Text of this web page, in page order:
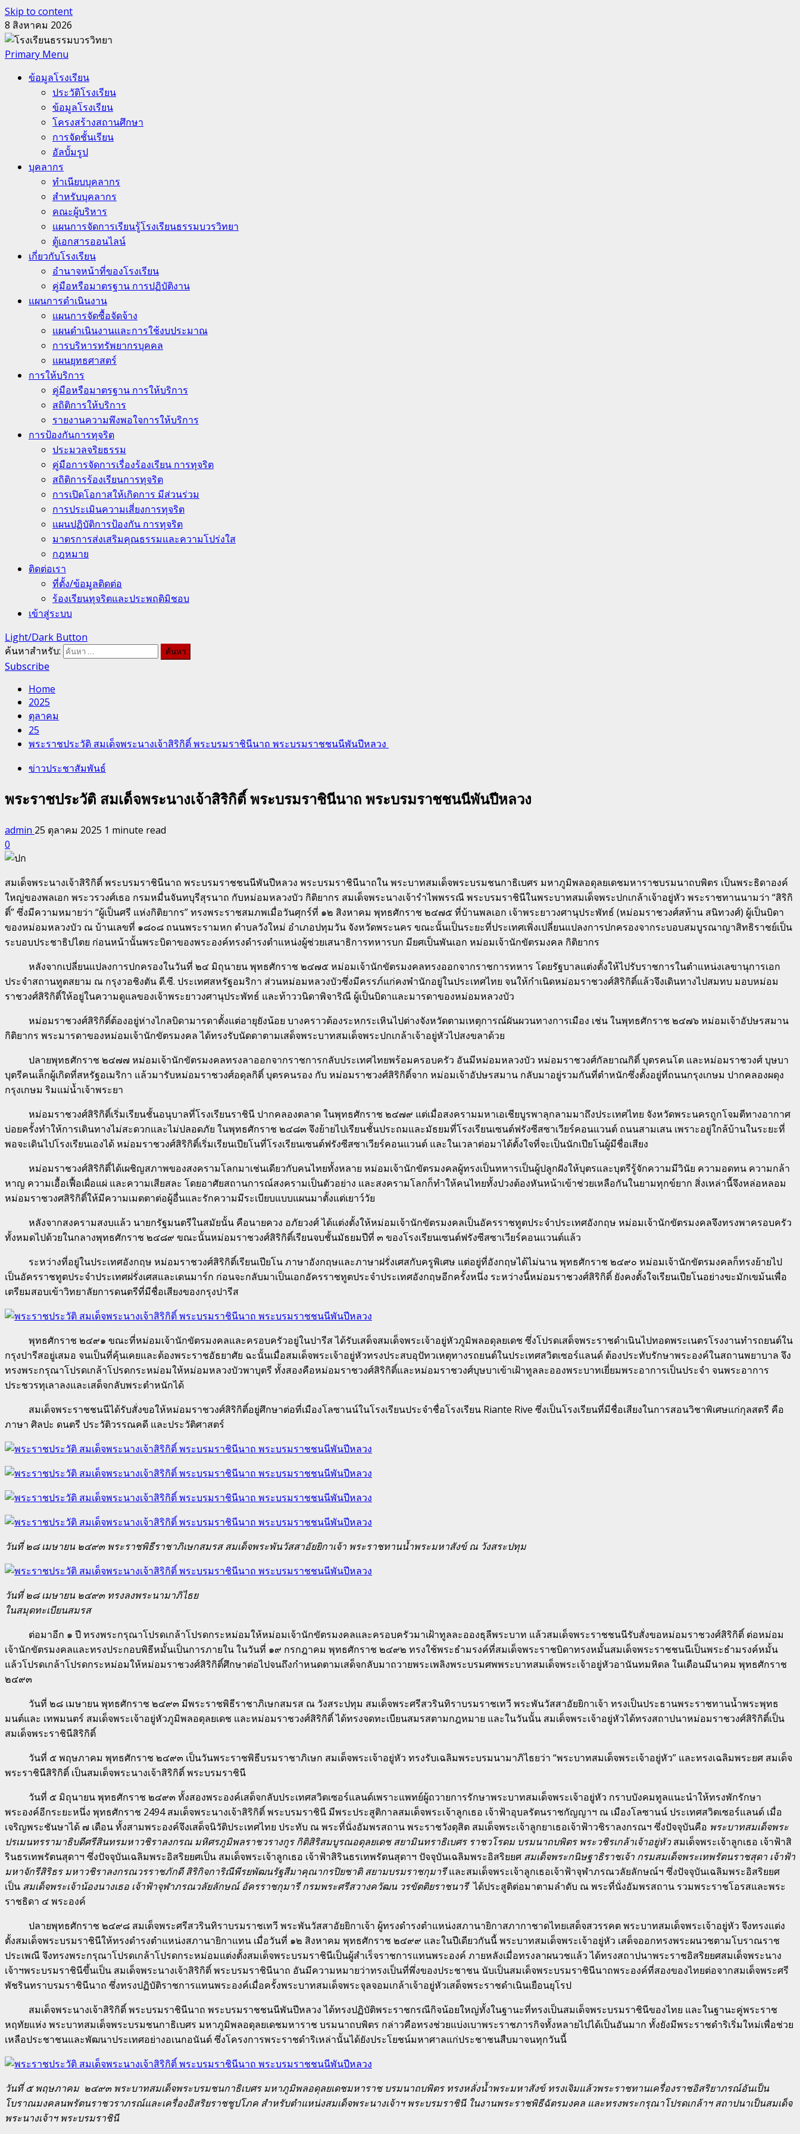
Skip to content
8 สิงหาคม 2026
Primary Menu
ข้อมูลโรงเรียน
ประวัติโรงเรียน
ข้อมูลโรงเรียน
โครงสร้างสถานศึกษา
การจัดชั้นเรียน
อัลบั้มรูป
บุคลากร
ทำเนียบบุคลากร
สำหรับบุคลากร
คณะผู้บริหาร
แผนการจัดการเรียนรู้โรงเรียนธรรมบวรวิทยา
ตู้เอกสารออนไลน์
เกี่ยวกับโรงเรียน
อำนาจหน้าที่ของโรงเรียน
คู่มือหรือมาตรฐาน การปฏิบัติงาน
แผนการดำเนินงาน
แผนการจัดซื้อจัดจ้าง
แผนดำเนินงานและการใช้งบประมาณ
การบริหารทรัพยากรบุคคล
แผนยุทธศาสตร์
การให้บริการ
คู่มือหรือมาตรฐาน การให้บริการ
สถิติการให้บริการ
รายงานความพึงพอใจการให้บริการ
การป้องกันการทุจริต
ประมวลจริยธรรม
คู่มือการจัดการเรื่องร้องเรียน การทุจริต
สถิติการร้องเรียนการทุจริต
การเปิดโอกาสให้เกิดการ มีส่วนร่วม
การประเมินความเสี่ยงการทุจริต
แผนปฏิบัติการป้องกัน การทุจริต
มาตรการส่งเสริมคุณธรรมและความโปร่งใส
กฎหมาย
ติดต่อเรา
ที่ตั้ง/ข้อมูลติดต่อ
ร้องเรียนทุจริตและประพฤติมิชอบ
เข้าสู่ระบบ
Light/Dark Button
ค้นหาสำหรับ:
Subscribe
Home
2025
ตุลาคม
25
พระราชประวัติ สมเด็จพระนางเจ้าสิริกิติ์ พระบรมราชินีนาถ พระบรมราชชนนีพันปีหลวง
ข่าวประชาสัมพันธ์
พระราชประวัติ สมเด็จพระนางเจ้าสิริกิติ์ พระบรมราชินีนาถ พระบรมราชชนนีพันปีหลวง
admin 25 ตุลาคม 2025 1 minute read
0
สมเด็จพระนางเจ้าสิริกิติ์ พระบรมราชินีนาถ พระบรมราชชนนีพันปีหลวง พระบรมราชินีนาถใน พระบาทสมเด็จพระบรมชนกาธิเบศร มหาภูมิพลอดุลยเดชมหาราชบรมนาถบพิตร เป็นพระธิดาองค์
ใหญ่ของพลเอก พระวรวงศ์เธอ กรมหมื่นจันทบุรีสุรนาถ กับหม่อมหลวงบัว กิติยากร สมเด็จพระนางเจ้ารำไพพรรณี พระบรมราชินีในพระบาทสมเด็จพระปกเกล้าเจ้าอยู่หัว พระราชทานนามว่า “สิริกิ
ติ์” ซึ่งมีความหมายว่า “ผู้เป็นศรี แห่งกิติยากร” ทรงพระราชสมภพเมื่อวันศุกร์ที่ ๑๒ สิงหาคม พุทธศักราช ๒๔๗๕ ที่บ้านพลเอก เจ้าพระยาวงศานุประพัทธ์ (หม่อมราชวงศ์สท้าน สนิทวงศ์) ผู้เป็นบิดา
ของหม่อมหลวงบัว ณ บ้านเลขที่ ๑๘๐๘ ถนนพระรามหก ตำบลวังใหม่ อำเภอปทุมวัน จังหวัดพระนคร ขณะนั้นเป็นระยะที่ประเทศเพิ่งเปลี่ยนแปลงการปกครองจากระบอบสมบูรณาญาสิทธิราชย์เป็น
ระบอบประชาธิปไตย ก่อนหน้านั้นพระบิดาของพระองค์ทรงดำรงตำแหน่งผู้ช่วยเสนาธิการทหารบก มียศเป็นพันเอก หม่อมเจ้านักขัตรมงคล กิติยากร
หลังจากเปลี่ยนแปลงการปกครองในวันที่ ๒๔ มิถุนายน พุทธศักราช ๒๔๗๕ หม่อมเจ้านักขัตรมงคลทรงออกจากราชการทหาร โดยรัฐบาลแต่งตั้งให้ไปรับราชการในตำแหน่งเลขานุการเอก
ประจำสถานทูตสยาม ณ กรุงวอชิงตัน ดี.ซี. ประเทศสหรัฐอมริกา ส่วนหม่อมหลวงบัวซึ่งมีครรภ์แก่คงพำนักอยู่ในประเทศไทย จนให้กำเนิดหม่อมราชวงศ์สิริกิติ์แล้วจึงเดินทางไปสมทบ มอบหม่อม
ราชวงศ์สิริกิติ์ให้อยู่ในความดูแลของเจ้าพระยาวงศานุประพัทธ์ และท้าววนิดาพิจาริณี ผู้เป็นบิดาและมารดาของหม่อมหลวงบัว
หม่อมราชวงศ์สิริกิติ์ต้องอยู่ห่างไกลบิดามารดาตั้งแต่อายุยังน้อย บางคราวต้องระหกระเหินไปต่างจังหวัดตามเหตุการณ์ผันผวนทางการเมือง เช่น ในพุทธศักราช ๒๔๗๖ หม่อมเจ้าอัปษรสมาน
กิติยากร พระมารดาของหม่อมเจ้านักขัตรมงคล ได้ทรงรับนัดดาตามเสด็จพระบาทสมเด็จพระปกเกล้าเจ้าอยู่หัวไปสงขลาด้วย
ปลายพุทธศักราช ๒๔๗๗ หม่อมเจ้านักขัตรมงคลทรงลาออกจากราชการกลับประเทศไทยพร้อมครอบครัว อันมีหม่อมหลวงบัว หม่อมราชวงศ์กัลยาณกิติ์ บุตรคนโต และหม่อมราชวงศ์ บุษบา
บุตรีคนเล็กผู้เกิดที่สหรัฐอเมริกา แล้วมารับหม่อมราชวงศ์อดุลกิติ์ บุตรคนรอง กับ หม่อมราชวงศ์สิริกิติ์จาก หม่อมเจ้าอัปษรสมาน กลับมาอยู่รวมกันที่ตำหนักซึ่งตั้งอยู่ที่ถนนกรุงเกษม ปากคลองผดุง
กรุงเกษม ริมแม่น้ำเจ้าพระยา
หม่อมราชวงศ์สิริกิติ์เริ่มเรียนชั้นอนุบาลที่โรงเรียนราชินี ปากคลองตลาด ในพุทธศักราช ๒๔๗๙ แต่เมื่อสงครามมหาเอเชียบูรพาลุกลามมาถึงประเทศไทย จังหวัดพระนครถูกโจมตีทางอากาศ
บ่อยครั้งทำให้การเดินทางไม่สะดวกและไม่ปลอดภัย ในพุทธศักราช ๒๔๘๓ จึงย้ายไปเรียนชั้นประถมและมัธยมที่โรงเรียนเซนต์ฟรังซีสซาเวียร์คอนแวนต์ ถนนสามเสน เพราะอยู่ใกล้บ้านในระยะที่
พอจะเดินไปโรงเรียนเองได้ หม่อมราชวงศ์สิริกิติ์เริ่มเรียนเปียโนที่โรงเรียนเซนต์ฟรังซีสซาเวียร์คอนแวนต์ และในเวลาต่อมาได้ตั้งใจที่จะเป็นนักเปียโนผู้มีชื่อเสียง
หม่อมราชวงศ์สิริกิติ์ได้เผชิญสภาพของสงครามโลกมาเช่นเดียวกับคนไทยทั้งหลาย หม่อมเจ้านักขัตรมงคลผู้ทรงเป็นทหารเป็นผู้ปลูกฝังให้บุตรและบุตรีรู้จักความมีวินัย ความอดทน ความกล้า
หาญ ความเอื้อเฟื้อเผื่อแผ่ และความเสียสละ โดยอาศัยสถานการณ์สงครามเป็นตัวอย่าง และสงครามโลกก็ทำให้คนไทยทั้งปวงต้องหันหน้าเข้าช่วยเหลือกันในยามทุกข์ยาก สิ่งเหล่านี้จึงหล่อหลอม
หม่อมราชวงศสิริกิติ์ให้มีความเมตตาต่อผู้อื่นและรักความมีระเบียบแบบแผนมาตั้งแต่เยาว์วัย
หลังจากสงครามสงบแล้ว นายกรัฐมนตรีในสมัยนั้น คือนายควง อภัยวงศ์ ได้แต่งตั้งให้หม่อมเจ้านักขัตรมงคลเป็นอัครราชทูตประจำประเทศอังกฤษ หม่อมเจ้านักขัตรมงคลจึงทรงพาครอบครัว
ทั้งหมดไปด้วยในกลางพุทธศักราช ๒๔๘๙ ขณะนั้นหม่อมราชวงศ์สิริกิติ์เรียนจบชั้นมัธยมปีที่ ๓ ของโรงเรียนเซนต์ฟรังซีสซาเวียร์คอนแวนต์แล้ว
ระหว่างที่อยู่ในประเทศอังกฤษ หม่อมราชวงศ์สิริกิติ์เรียนเปียโน ภาษาอังกฤษและภาษาฝรั่งเศสกับครูพิเศษ แต่อยู่ที่อังกฤษได้ไม่นาน พุทธศักราช ๒๔๙๐ หม่อมเจ้านักขัตรมงคลก็ทรงย้ายไป
เป็นอัครราชทูตประจำประเทศฝรั่งเศสและเดนมาร์ก ก่อนจะกลับมาเป็นเอกอัครราชทูตประจำประเทศอังกฤษอีกครั้งหนึ่ง ระหว่างนี้หม่อมราชวงศ์สิริกิติ์ ยังคงตั้งใจเรียนเปียโนอย่างขะมักเขม้นเพื่อ
เตรียมสอบเข้าวิทยาลัยการดนตรีที่มีชื่อเสียงของกรุงปารีส
พุทธศักราช ๒๔๙๑ ขณะที่หม่อมเจ้านักขัตรมงคลและครอบครัวอยู่ในปารีส ได้รับเสด็จสมเด็จพระเจ้าอยู่หัวภูมิพลอดุลยเดช ซึ่งโปรดเสด็จพระราชดำเนินไปทอดพระเนตรโรงงานทำรถยนต์ใน
กรุงปารีสอยู่เสมอ จนเป็นที่คุ้นเคยและต้องพระราชอัธยาศัย ฉะนั้นเมื่อสมเด็จพระเจ้าอยู่หัวทรงประสบอุปัทวเหตุทางรถยนต์ในประเทศสวิตเซอร์แลนด์ ต้องประทับรักษาพระองค์ในสถานพยาบาล จึง
ทรงพระกรุณาโปรดเกล้าโปรดกระหม่อมให้หม่อมหลวงบัวพาบุตรี ทั้งสองคือหม่อมราชวงศ์สิริกิติ์และหม่อมราชวงศ์บุษบาเข้าเฝ้าทูลละอองพระบาทเยี่ยมพระอาการเป็นประจำ จนพระอาการ
ประชวรทุเลาลงและเสด็จกลับพระตำหนักได้
สมเด็จพระราชชนนีได้รับสั่งขอให้หม่อมราชวงศ์สิริกิติ์อยู่ศึกษาต่อที่เมืองโลซานน์ในโรงเรียนประจำชื่อโรงเรียน Riante Rive ซึ่งเป็นโรงเรียนที่มีชื่อเสียงในการสอนวิชาพิเศษแก่กุลสตรี คือ
ภาษา ศิลปะ ดนตรี ประวัติวรรณคดี และประวัติศาสตร์
วันที่ ๒๘ เมษายน ๒๔๙๓ พระราชพิธีราชาภิเษกสมรส สมเด็จพระพันวัสสาอัยยิกาเจ้า พระราชทานน้ำพระมหาสังข์ ณ วังสระปทุม
วันที่ ๒๘ เมษายน ๒๔๙๓ ทรงลงพระนามาภิไธย
ในสมุดทะเบียนสมรส
ต่อมาอีก ๑ ปี ทรงพระกรุณาโปรดเกล้าโปรดกระหม่อมให้หม่อมเจ้านักขัตรมงคลและครอบครัวมาเฝ้าทูลละอองธุลีพระบาท แล้วสมเด็จพระราชชนนีรับสั่งขอหม่อมราชวงศ์สิริกิติ์ ต่อหม่อม
เจ้านักขัตรมงคลและทรงประกอบพิธีหมั้นเป็นการภายใน ในวันที่ ๑๙ กรกฎาคม พุทธศักราช ๒๔๙๒ ทรงใช้พระธำมรงค์ที่สมเด็จพระราชบิดาทรงหมั้นสมเด็จพระราชชนนีเป็นพระธำมรงค์หมั้น
แล้วโปรดเกล้าโปรดกระหม่อมให้หม่อมราชวงศ์สิริกิติ์ศึกษาต่อไปจนถึงกำหนดตามเสด็จกลับมาถวายพระเพลิงพระบรมศพพระบาทสมเด็จพระเจ้าอยู่หัวอานันทมหิดล ในเดือนมีนาคม พุทธศักราช
๒๔๙๓
วันที่ ๒๘ เมษายน พุทธศักราช ๒๔๙๓ มีพระราชพิธีราชาภิเษกสมรส ณ วังสระปทุม สมเด็จพระศรีสวรินทิราบรมราชเทวี พระพันวัสสาอัยยิกาเจ้า ทรงเป็นประธานพระราชทานน้ำพระพุทธ
มนต์และ เทพมนตร์ สมเด็จพระเจ้าอยู่หัวภูมิพลอดุลยเดช และหม่อมราชวงศ์สิริกิติ์ ได้ทรงจดทะเบียนสมรสตามกฎหมาย และในวันนั้น สมเด็จพระเจ้าอยู่หัวได้ทรงสถาปนาหม่อมราชวงศ์สิริกิติ์เป็น
สมเด็จพระราชินีสิริกิติ์
วันที่ ๕ พฤษภาคม พุทธศักราช ๒๔๙๓ เป็นวันพระราชพิธีบรมราชาภิเษก สมเด็จพระเจ้าอยู่หัว ทรงรับเฉลิมพระบรมนามาภิไธยว่า “พระบาทสมเด็จพระเจ้าอยู่หัว” และทรงเฉลิมพระยศ สมเด็จ
พระราชินีสิริกิติ์ เป็นสมเด็จพระนางเจ้าสิริกิติ์ พระบรมราชินี
วันที่ ๕ มิถุนายน พุทธศักราช ๒๔๙๓ ทั้งสองพระองค์เสด็จกลับประเทศสวิตเซอร์แลนด์เพราะแพทย์ผู้ถวายการรักษาพระบาทสมเด็จพระเจ้าอยู่หัว กราบบังคมทูลแนะนำให้ทรงพักรักษา
พระองค์อีกระยะหนึ่ง พุทธศักราช 2494 สมเด็จพระนางเจ้าสิริกิติ์ พระบรมราชินี มีพระประสูติกาลสมเด็จพระเจ้าลูกเธอ เจ้าฟ้าอุบลรัตนราชกัญญาฯ ณ เมืองโลซานน์ ประเทศสวิตเซอร์แลนด์ เมื่อ
เจริญพระชันษาได้ ๗ เดือน ทั้งสามพระองค์จึงเสด็จนิวัติประเทศไทย ประทับ ณ พระที่นั่งอัมพรสถาน พระราชวังดุสิต สมเด็จพระเจ้าลูกยาเธอเจ้าฟ้าวชิราลงกรณฯ ซึ่งปัจจุบันคือ พระบาทสมเด็จพระ
ปรเมนทรรามาธิบดีศรีสินทรมหาวชิราลงกรณ มหิศรภูมิพลราชวรางกูร กิติสิริสมบูรณอดุลยเดช สยามินทราธิเบศร ราชวโรดม บรมนาถบพิตร พระวชิรเกล้าเจ้าอยู่หัวสมเด็จพระเจ้าลูกเธอ เจ้าฟ้าสิ
รินธรเทพรัตนสุดาฯ ซึ่งปัจจุบันเฉลิมพระอิสริยยศเป็น สมเด็จพระเจ้าลูกเธอ เจ้าฟ้าสิรินธรเทพรัตนสุดาฯ ปัจจุบันเฉลิมพระอิสริยยศ สมเด็จพระกนิษฐาธิราชเจ้า กรมสมเด็จพระเทพรัตนราชสุดา เจ้าฟ้า
มหาจักรีสิริธร มหาวชิราลงกรณวรราชภักดี สิริกิจการิณีพีรยพัฒนรัฐสีมาคุณากรปิยชาติ สยามบรมราชกุมารีและสมเด็จพระเจ้าลูกเธอเจ้าฟ้าจุฬาภรณวลัยลักษณ์ฯ ซึ่งปัจจุบันเฉลิมพระอิสริยยศ
เป็น สมเด็จพระเจ้าน้องนางเธอ เจ้าฟ้าจุฬาภรณวลัยลักษณ์ อัครราชกุมารี กรมพระศรีสวางควัฒน วรขัตติยราชนารีได้ประสูติต่อมาตามลำดับ ณ พระที่นั่งอัมพรสถาน รวมพระราชโอรสและพระ
ราชธิดา ๔ พระองค์
ปลายพุทธศักราช ๒๔๙๘ สมเด็จพระศรีสวรินทิราบรมราชเทวี พระพันวัสสาอัยยิกาเจ้า ผู้ทรงดำรงตำแหน่งสภานายิกาสภากาชาดไทยเสด็จสวรรคต พระบาทสมเด็จพระเจ้าอยู่หัว จึงทรงแต่ง
ตั้งสมเด็จพระบรมราชินีให้ทรงดำรงตำแหน่งสภานายิกาแทน เมื่อวันที่ ๑๒ สิงหาคม พุทธศักราช ๒๔๙๙ และในปีเดียวกันนี้ พระบาทสมเด็จพระเจ้าอยู่หัว เสด็จออกทรงพระผนวชตามโบราณราช
ประเพณี จึงทรงพระกรุณาโปรดเกล้าโปรดกระหม่อมแต่งตั้งสมเด็จพระบรมราชินีเป็นผู้สำเร็จราชการแทนพระองค์ ภายหลังเมื่อทรงลาผนวชแล้ว ได้ทรงสถาปนาพระราชอิสริยยศสมเด็จพระนาง
เจ้าฯพระบรมราชินีขึ้นเป็น สมเด็จพระนางเจ้าสิริกิติ์ พระบรมราชินีนาถ อันมีความหมายว่าทรงเป็นที่พึ่งของประชาชน นับเป็นสมเด็จพระบรมราชินีนาถพระองค์ที่สองของไทยต่อจากสมเด็จพระศรี
พัชรินทราบรมราชินีนาถ ซึ่งทรงปฏิบัติราชการแทนพระองค์เมื่อครั้งพระบาทสมเด็จพระจุลจอมเกล้าเจ้าอยู่หัวเสด็จพระราชดำเนินเยือนยุโรป
สมเด็จพระนางเจ้าสิริกิติ์ พระบรมราชินีนาถ พระบรมราชชนนีพันปีหลวง ได้ทรงปฏิบัติพระราชกรณีกิจน้อยใหญ่ทั้งในฐานะที่ทรงเป็นสมเด็จพระบรมราชินีของไทย และในฐานะคู่พระราช
หฤทัยแห่ง พระบาทสมเด็จพระบรมชนกาธิเบศร มหาภูมิพลอดุลยเดชมหาราช บรมนาถบพิตร กล่าวคือทรงช่วยแบ่งเบาพระราชภารกิจทั้งหลายไปได้เป็นอันมาก ทั้งยังมีพระราชดำริเริ่มใหม่เพื่อช่วย
เหลือประชาชนและพัฒนาประเทศอย่างอเนกอนันต์ ซึ่งโครงการพระราชดำริเหล่านั้นได้ยังประโยชน์มหาศาลแก่ประชาชนสืบมาจนทุกวันนี้
วันที่ ๕ พฤษภาคม ๒๔๙๓ พระบาทสมเด็จพระบรมชนกาธิเบศร มหาภูมิพลอดุลยเดชมหาราช บรมนาถบพิตร ทรงหลั่งน้ำพระมหาสังข์ ทรงเจิมแล้วพระราชทานเครื่องราชอิสริยาภรณ์อันเป็น
โบราณมงคลนพรัตนราชวราภรณ์และเครื่องอิสริยราชชูปโภค สำหรับตำแหน่งสมเด็จพระนางเจ้าฯ พระบรมราชินี ในงานพระราชพิธีฉัตรมงคล และทรงพระกรุณาโปรดเกล้าฯ สถาปนาเป็นสมเด็จ
พระนางเจ้าฯ พระบรมราชินี